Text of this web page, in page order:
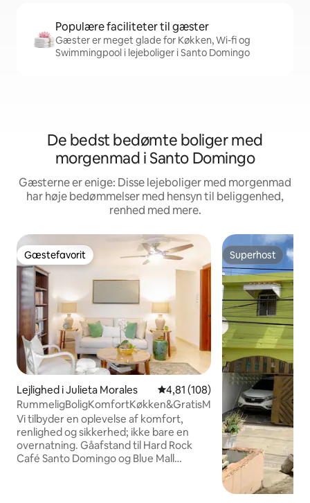
Populære faciliteter til gæster
Gæster er meget glade for Køkken, Wi-fi og
Swimmingpool i lejeboliger i Santo Domingo
De bedst bedømte boliger med
morgenmad i Santo Domingo
Gæsterne er enige: Disse lejeboliger med morgenmad
har høje bedømmelser med hensyn til beliggenhed,
renhed med mere.
Gæstefavorit
Gæstefavorit
Lejlighed i Julieta Morales 4,81 ud af 5 i gennemsnitlig
4,81 (108)
RummeligBoligKomfortKøkken&GratisMorgenmad.
Vi tilbyder en oplevelse af komfort,
renlighed og sikkerhed; ikke bare en
overnatning. Gåafstand til Hard Rock
Café Santo Domingo og Blue Mall
Superhost
Superhost